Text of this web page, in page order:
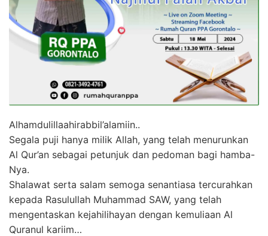
Alhamdulillaahirabbil’alamiin..
Segala puji hanya milik Allah, yang telah menurunkan
Al Qur’an sebagai petunjuk dan pedoman bagi hamba-
Nya.
Shalawat serta salam semoga senantiasa tercurahkan
kepada Rasulullah Muhammad SAW, yang telah
mengentaskan kejahilihayan dengan kemuliaan Al
Quranul kariim…